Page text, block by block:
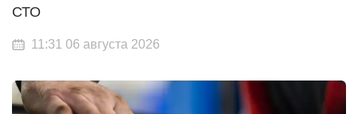
СТО
11:31 06 августа 2026